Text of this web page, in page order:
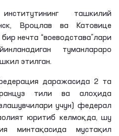
ташкилий
Вроцлав ва Катовице
нечта “воеводстава”лари
туманлараро
этилган.
даражасида 2 та
тили ва алоҳида
учун) федерал
юритиб келмоқда, шу
минтақасида мустақил